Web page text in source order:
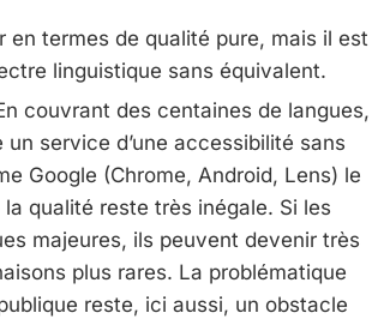
en termes de qualité pure, mais il est
linguistique sans équivalent.
couvrant des centaines de langues,
service d’une accessibilité sans
Google (Chrome, Android, Lens) le
qualité reste très inégale. Si les
majeures, ils peuvent devenir très
plus rares. La problématique
reste, ici aussi, un obstacle